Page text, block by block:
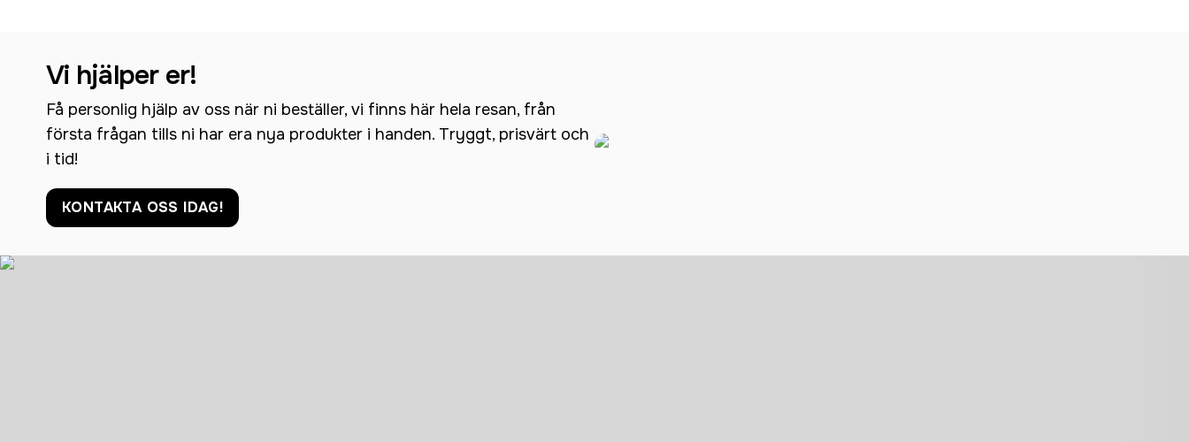
Vi hjälper er!
Få personlig hjälp av oss när ni beställer, vi finns här hela resan, från
första frågan tills ni har era nya produkter i handen. Tryggt, prisvärt och
i tid!
KONTAKTA OSS IDAG!